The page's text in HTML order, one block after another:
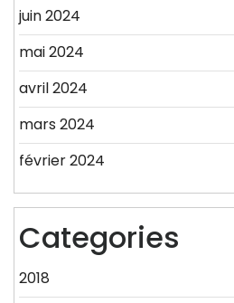
juin 2024
mai 2024
avril 2024
mars 2024
février 2024
Categories
2018